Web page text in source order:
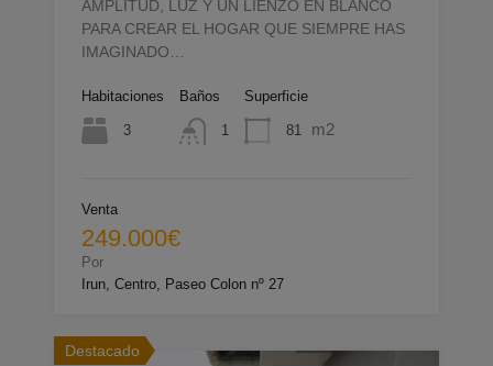
AMPLITUD, LUZ Y UN LIENZO EN BLANCO
PARA CREAR EL HOGAR QUE SIEMPRE HAS
IMAGINADO…
Habitaciones
3
Baños
1
Superficie
81 m2
Venta
249.000€
Por
Irun, Centro, Paseo Colon nº 27
Destacado